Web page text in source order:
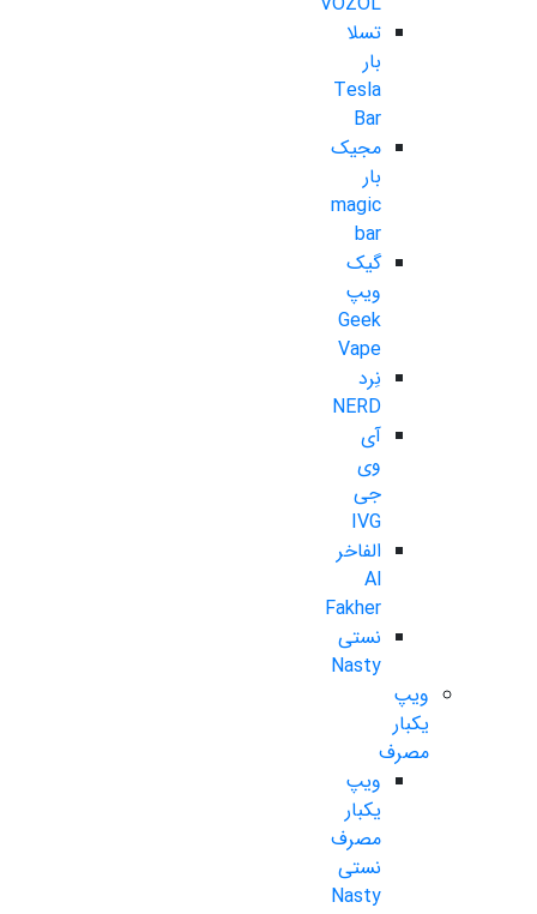
تسلا
بار
Tesla
Bar
مجیک
بار
magic
bar
گیک
ویپ
Geek
Vape
نِرد
NERD
آی
وی
جی
IVG
الفاخر
Al
Fakher
نستی
Nasty
ویپ
یکبار
مصرف
ویپ
یکبار
مصرف
نستی
Nasty